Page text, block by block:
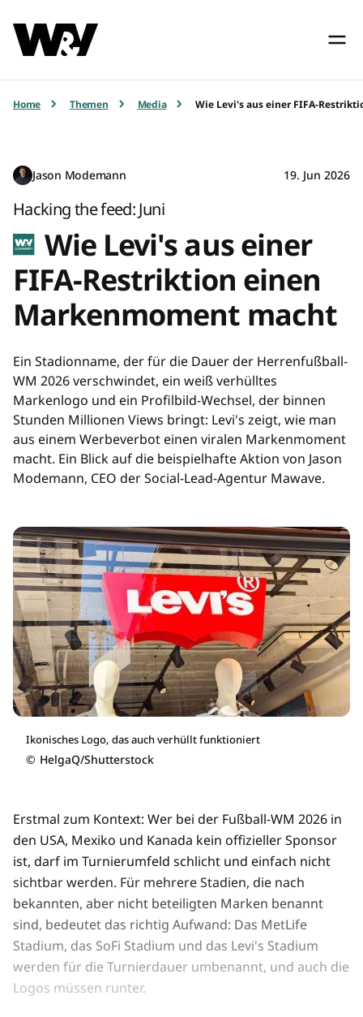
Home Themen Media Wie Levi's aus einer FIFA-
Jason Modemann 19. Jun 2026
Hacking the feed: Juni
Wie Levi's aus einer
FIFA-Restriktion einen
Markenmoment macht
Ein Stadionname, der für die Dauer der Herrenfußball-
WM 2026 verschwindet, ein weiß verhülltes
Markenlogo und ein Profilbild-Wechsel, der binnen
Stunden Millionen Views bringt: Levi's zeigt, wie man
aus einem Werbeverbot einen viralen Markenmoment
macht. Ein Blick auf die beispielhafte Aktion von Jason
Modemann, CEO der Social-Lead-Agentur Mawave.
Ikonisches Logo, das auch verhüllt funktioniert
© HelgaQ/Shutterstock
Erstmal zum Kontext: Wer bei der Fußball-WM 2026 in
den USA, Mexiko und Kanada kein offizieller Sponsor
ist, darf im Turnierumfeld schlicht und einfach nicht
sichtbar werden. Für mehrere Stadien, die nach
bekannten, aber nicht beteiligten Marken benannt
sind, bedeutet das richtig Aufwand: Das MetLife
Stadium, das SoFi Stadium und das Levi's Stadium
werden für die Turnierdauer umbenannt, und auch die
Logos müssen runter.